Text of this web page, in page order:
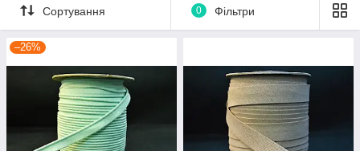
Сортування 0 Фільтри
–26%